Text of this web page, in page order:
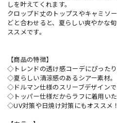
しを叶えてくれます。
クロップド丈のトップスやキャミソ
どと合わせると、夏らしい爽やかな
ススメです。
【商品の特徴】
◇トレンドの透け感コーデにぴったり
◇夏らしい清涼感のあるシアー素材。
◇ドルマン仕様のスリーブデザイン
◇トッパー仕様だからラフに着用いた
◇UV対策や日焼け対策にもオススメ！